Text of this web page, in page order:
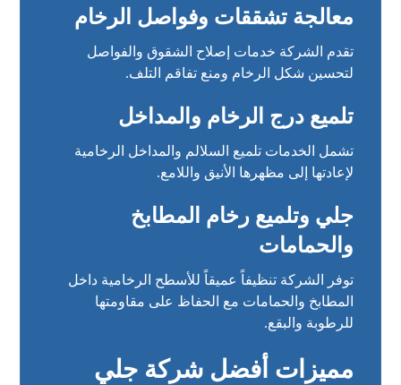
معالجة تشققات وفواصل الرخام
تقدم الشركة خدمات إصلاح الشقوق والفواصل
لتحسين شكل الرخام ومنع تفاقم التلف.
تلميع درج الرخام والمداخل
تشمل الخدمات تلميع السلالم والمداخل الرخامية
لإعادتها إلى مظهرها الأنيق واللامع.
جلي وتلميع رخام المطابخ
والحمامات
توفر الشركة تنظيفاً عميقاً للأسطح الرخامية داخل
المطابخ والحمامات مع الحفاظ على مقاومتها
للرطوبة والبقع.
مميزات أفضل شركة جلي